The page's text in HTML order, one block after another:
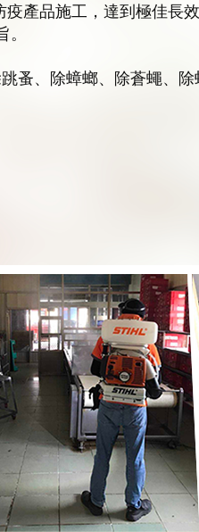
產品施工，達到極佳長
蚤、除蟑螂、除蒼蠅、除